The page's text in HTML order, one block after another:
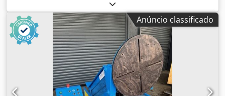
remoto manual e de pé duplo Mesa giratória de soldadura
regulável em altura com furo passante de 200 mm
Diâmetro da placa 900mm Altura horizontal min. 0.65m,
max. 1.25m Altura inclinada min. 0.45m, max. 0.95m
Velocidade de 0,01 - 1,1 rpm Inclinação até 135 Controlo
remoto manual e de pé duplo com indicação da velocidade
Muito robusto Mandris disponíveis a um custo adicional
consoante o modelo e o tamanho Dwjdpfxjr Tr A Ue Actsa
Anúncio classificado